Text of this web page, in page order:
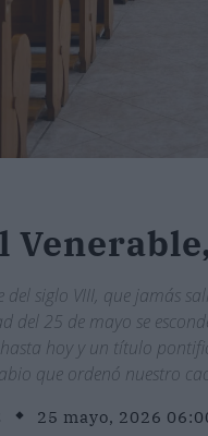
siglo VIII, que jamás
del 25 de mayo se
hoy y un título
que ordenó nuestro
25 mayo, 2026